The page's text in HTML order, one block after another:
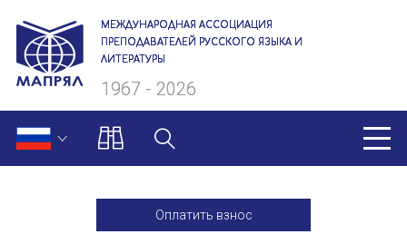
МЕЖДУНАРОДНАЯ АССОЦИАЦИЯ
ПРЕПОДАВАТЕЛЕЙ РУССКОГО ЯЗЫКА И
ЛИТЕРАТУРЫ
1967 - 2026
Оплатить взнос
О нас